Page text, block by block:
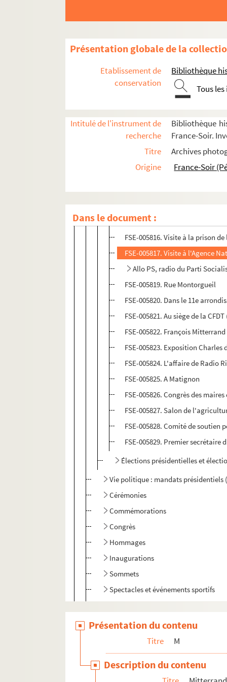
Présentation globale de la
Etablissement de
conservation
Bibliothèque
Tous
Intitulé de l'instrument de
recherche
Bibliothèque
France-Soir.
Titre
Archives
Origine
France-Soir
Dans le document :
Sénateur de la Nièvre (26 avril
Député de la 3e circonscription
Président de la Convention des
FSE-005810. Pésident de La
Premier secrétaire du Parti
FSE-005812. Dans le 14e
FSE-005813. Visite à la Cité
FSE-005815. Inauguration des
FSE-005816. Visite à la prison
FSE-005817. Visite à l'Agence
Allo PS, radio du Parti
FSE-005819. Rue Montorgueil
FSE-005820. Dans le 11e
FSE-005821. Au siège de la
FSE-005822. François
FSE-005823. Exposition
FSE-005824. L'affaire de Radio
FSE-005825. A Matignon
FSE-005826. Congrès des
FSE-005827. Salon de
FSE-005828. Comité de soutien
FSE-005829. Premier secrétaire
Élections présidentielles et
Vie politique : mandats présidentiels
Cérémonies
Commémorations
Congrès
Hommages
Inaugurations
Sommets
Spectacles et événements sportifs
Événements à l'Élysée
Conférences de presse, discours et
Interviews, débats, reportages
Manifestations
Présentation du contenu
Titre M
Description du contenu